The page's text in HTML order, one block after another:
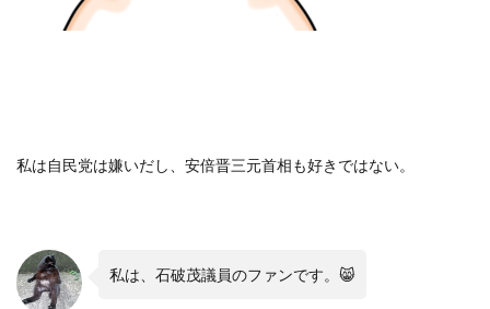
私は自民党は嫌いだし、安倍晋三元首相も好きではない。
私は、石破茂議員のファンです。 😸